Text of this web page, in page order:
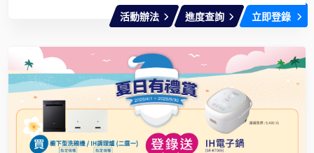
活動辦法 進度查詢 立即登錄